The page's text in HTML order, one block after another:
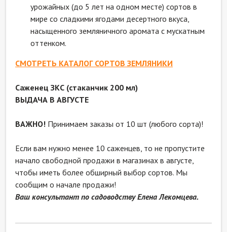
урожайных (до 5 лет на одном месте) сортов в
мире со сладкими ягодами десертного вкуса,
насыщенного земляничного аромата с мускатным
оттенком.
СМОТРЕТЬ КАТАЛОГ СОРТОВ ЗЕМЛЯНИКИ
Саженец ЗКС (стаканчик 200 мл)
ВЫДАЧА В АВГУСТЕ
ВАЖНО! Принимаем заказы от 10 шт (любого сорта)!
Если вам нужно менее 10 саженцев, то не пропустите
начало свободной продажи в магазинах в августе,
чтобы иметь более обширный выбор сортов. Мы
сообщим о начале продажи!
Ваш консультант по садоводству Елена Лекомцева.